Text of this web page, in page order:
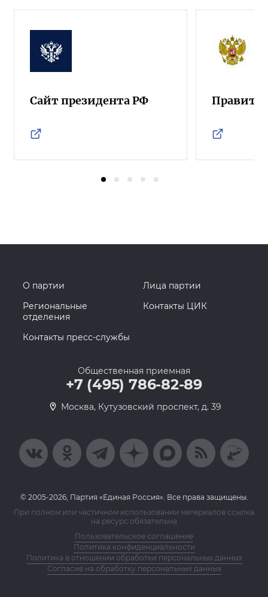
Сайт президента РФ
О партии
Лица партии
Региональные
отделения
Контакты ЦИК
Контакты пресс-службы
Общественная приемная
+7 (495) 786-82-89
Москва, Кутузовский проспект, д. 39
© 2005-2026, Партия «Единая Россия». Все права защищены.
При полном или частичном использовании материалов ссылка
на ресурс обязательна
Пользовательское соглашение
Политика конфиденциальности
Политика в отношении обработки персональных данных
Согласие на обработку персональных данных